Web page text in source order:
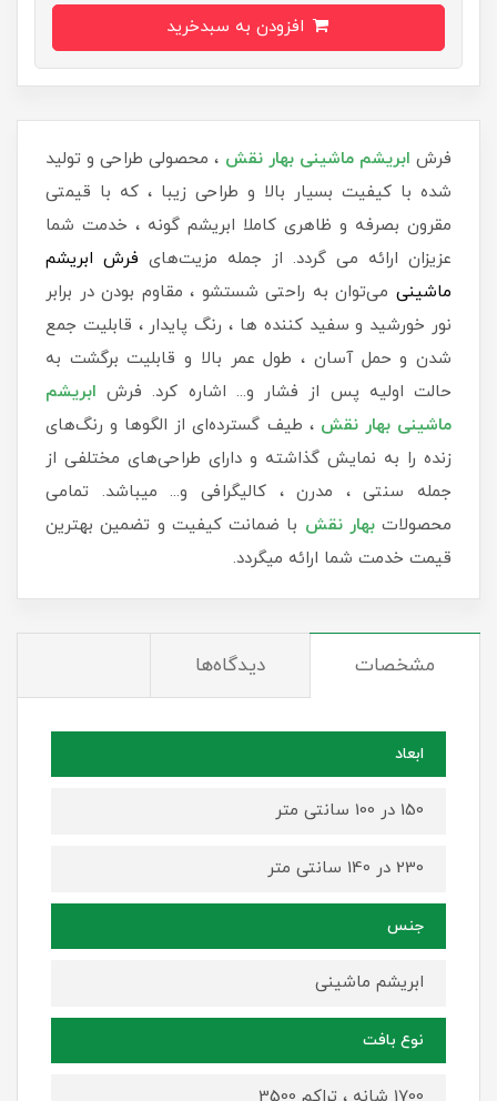
فرش ابریشم ماشینی بهار نقش ، محصولی طراحی و تولید
شده با کیفیت بسیار بالا و طراحی زیبا ، که با قیمتی
مقرون بصرفه و ظاهری کاملا ابریشم گونه ، خدمت شما
عزیزان ارائه می گردد. از جمله مزیت‌های فرش ابریشم
ماشینی می‌توان به راحتی شستشو ، مقاوم بودن در برابر
نور خورشید و سفید کننده ها ، رنگ پایدار ، قابلیت جمع
شدن و حمل آسان ، طول عمر بالا و قابلیت برگشت به
حالت اولیه پس از فشار و... اشاره کرد. فرش ابریشم
ماشینی بهار نقش، طیف گسترده‌ای از الگوها و رنگ‌های
زنده را به نمایش گذاشته و دارای طراحی‌های مختلفی از
جمله سنتی ، مدرن ، کالیگرافی و... میباشد. تمامی
محصولاتبهار نقش با ضمانت کیفیت و تضمین بهترین
قیمت خدمت شما ارائه میگردد.
مشخصات دیدگاه‌ها
ابعاد
150 در 100 سانتی متر
230 در 140 سانتی متر
جنس
ابریشم ماشینی
نوع بافت